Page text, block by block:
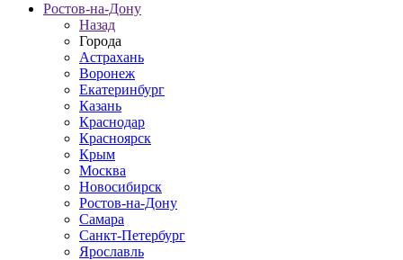
Ростов-на-Дону
Назад
Города
Астрахань
Воронеж
Екатеринбург
Казань
Краснодар
Красноярск
Крым
Москва
Новосибирск
Ростов-на-Дону
Самара
Санкт-Петербург
Ярославль